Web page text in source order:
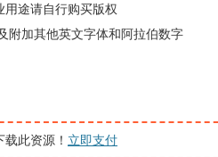
用途请自行购买版权
附加其他英文字体和阿拉伯数字
载此资源！ 立即支付